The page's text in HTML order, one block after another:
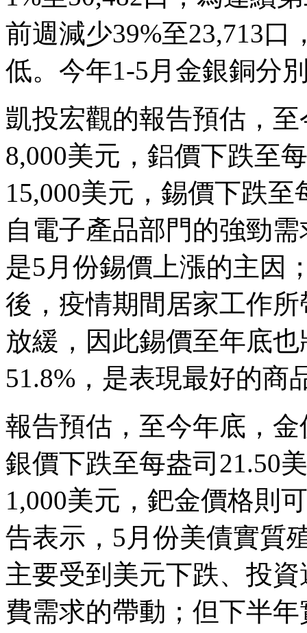
前週減少39%至23,713
低。今年1-5月金銀銅分
凱投宏觀的報告預估，
8,000美元，鋁價下跌至
15,000美元，錫價下跌
自電子產品部門的強勁
是5月份錫價上漲的主因
後，疫情期間居家工作
放緩，因此錫價至年底
51.8%，是表現最好的商
報告預估，至今年底，
銀價下跌至每盎司21.50
1,000美元，鈀金價格則
告表示，5月份美債實質
主要受到美元下跌、投
費需求的帶動；但下半